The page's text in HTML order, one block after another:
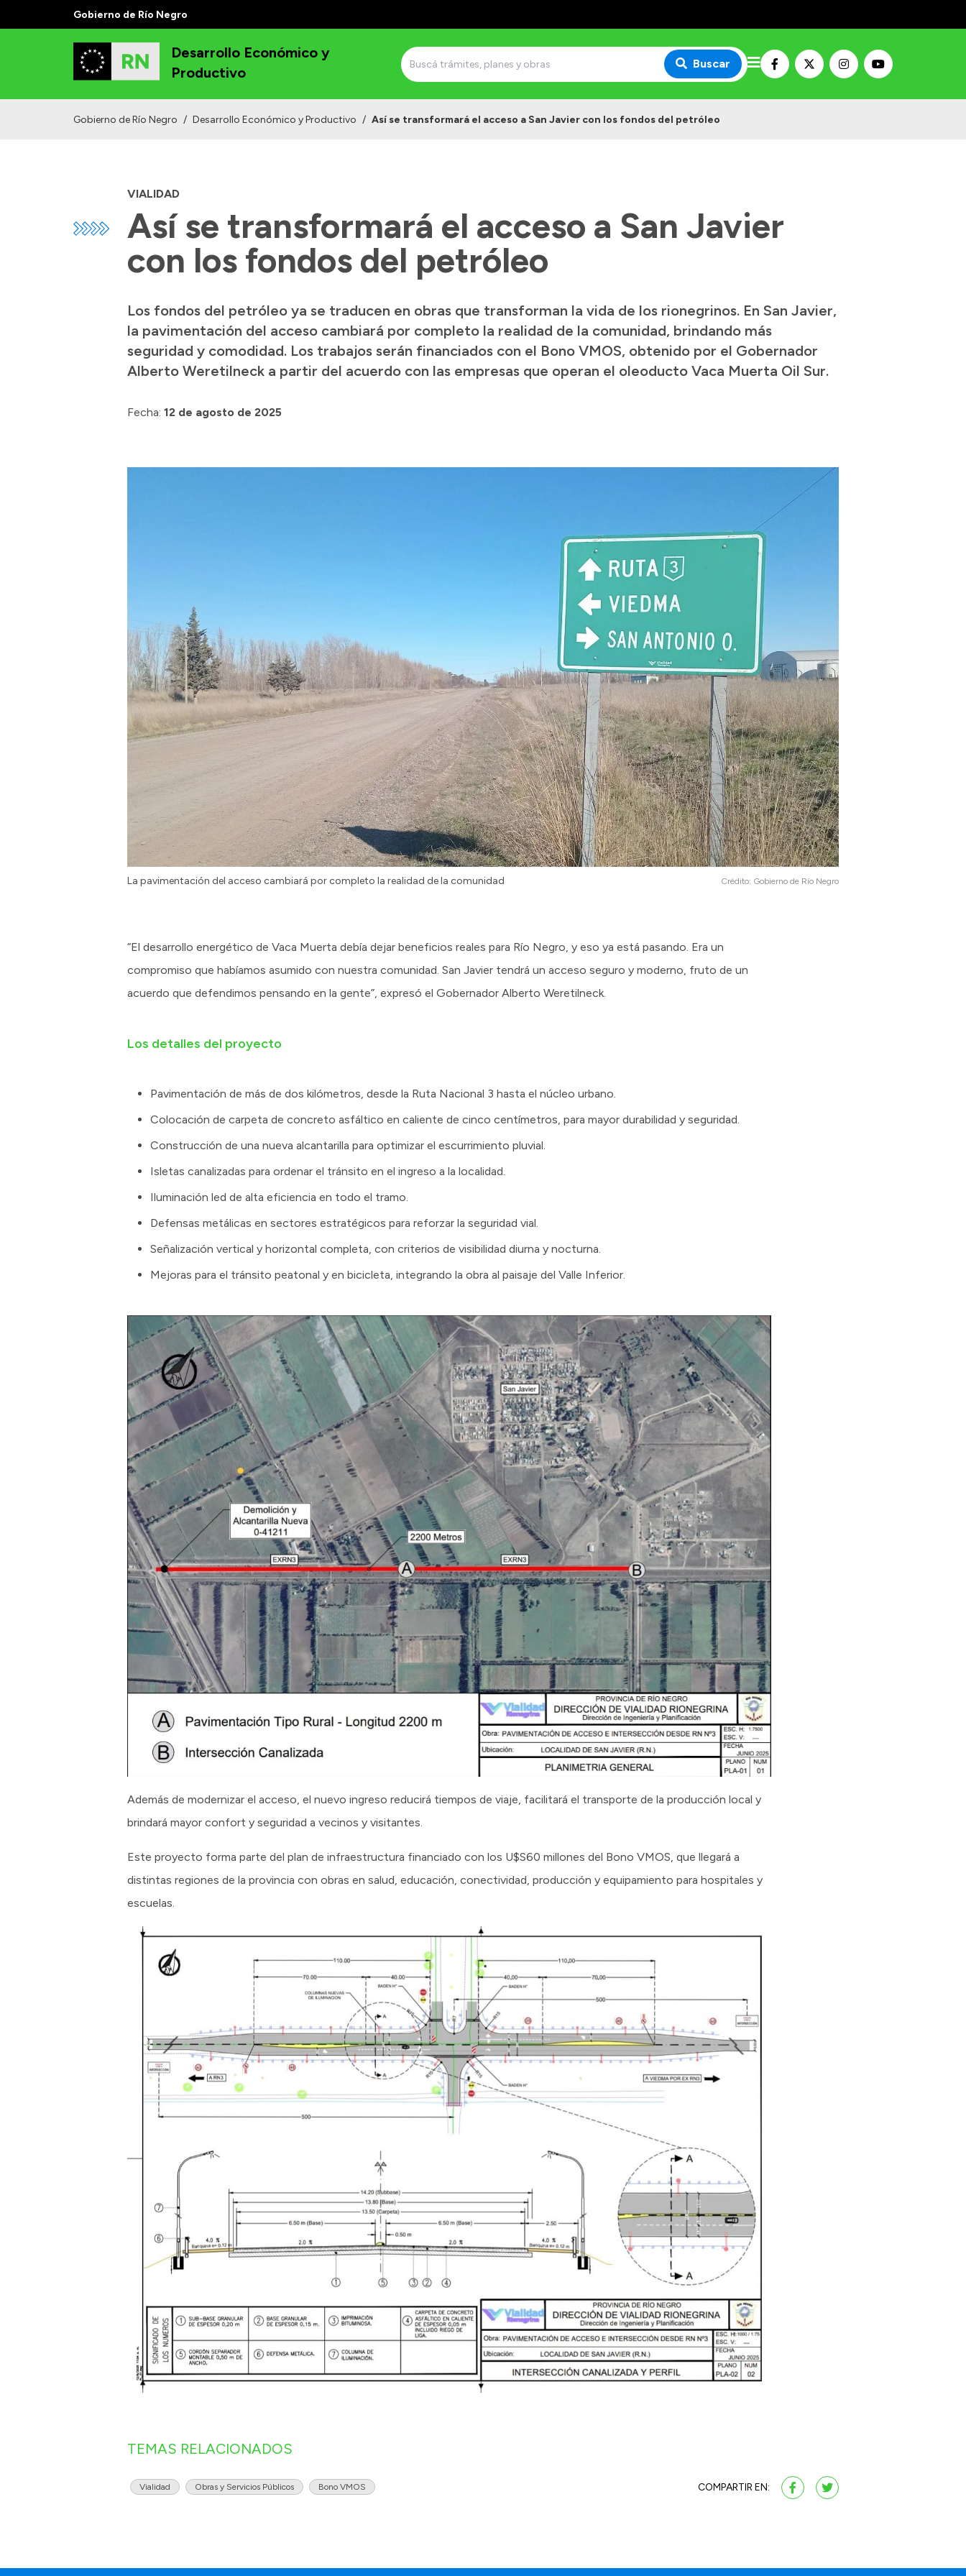
Gobierno de Río Negro
Desarrollo Económico y
Productivo
Buscar
Gobierno de Río Negro / Desarrollo Económico y Productivo / Así se transformará el acceso a San Javier con los fondos del petróleo
VIALIDAD
Así se transformará el acceso a San Javier
con los fondos del petróleo
Los fondos del petróleo ya se traducen en obras que transforman la vida de los rionegrinos. En San Javier,
la pavimentación del acceso cambiará por completo la realidad de la comunidad, brindando más
seguridad y comodidad. Los trabajos serán financiados con el Bono VMOS, obtenido por el Gobernador
Alberto Weretilneck a partir del acuerdo con las empresas que operan el oleoducto Vaca Muerta Oil Sur.
Fecha: 12 de agosto de 2025
La pavimentación del acceso cambiará por completo la realidad de la comunidad Crédito: Gobierno de Río Negro
“El desarrollo energético de Vaca Muerta debía dejar beneficios reales para Río Negro, y eso ya está pasando. Era un
compromiso que habíamos asumido con nuestra comunidad. San Javier tendrá un acceso seguro y moderno, fruto de un
acuerdo que defendimos pensando en la gente”, expresó el Gobernador Alberto Weretilneck.
Los detalles del proyecto
Pavimentación de más de dos kilómetros, desde la Ruta Nacional 3 hasta el núcleo urbano.
Colocación de carpeta de concreto asfáltico en caliente de cinco centímetros, para mayor durabilidad y seguridad.
Construcción de una nueva alcantarilla para optimizar el escurrimiento pluvial.
Isletas canalizadas para ordenar el tránsito en el ingreso a la localidad.
Iluminación led de alta eficiencia en todo el tramo.
Defensas metálicas en sectores estratégicos para reforzar la seguridad vial.
Señalización vertical y horizontal completa, con criterios de visibilidad diurna y nocturna.
Mejoras para el tránsito peatonal y en bicicleta, integrando la obra al paisaje del Valle Inferior.
Además de modernizar el acceso, el nuevo ingreso reducirá tiempos de viaje, facilitará el transporte de la producción local y
brindará mayor confort y seguridad a vecinos y visitantes.
Este proyecto forma parte del plan de infraestructura financiado con los U$S60 millones del Bono VMOS, que llegará a
distintas regiones de la provincia con obras en salud, educación, conectividad, producción y equipamiento para hospitales y
escuelas.
TEMAS RELACIONADOS
Vialidad Obras y Servicios Públicos Bono VMOS COMPARTIR EN: